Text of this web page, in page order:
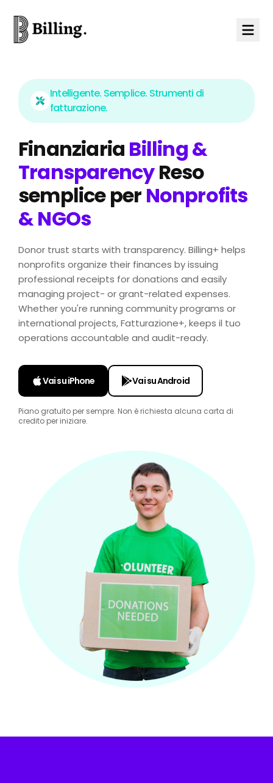
Intelligente. Semplice. Strumenti di
fatturazione.
Finanziaria Billing &
TransparencyReso
semplice per Nonprofits
& NGOs
Donor trust starts with transparency. Billing+ helps
nonprofits organize their finances by issuing
professional receipts for donations and easily
managing project- or grant-related expenses.
Whether you're running community programs or
international projects, Fatturazione+, keeps il tuo
operations accountable and audit-ready.
Vai su iPhone Vai su Android
Piano gratuito per sempre. Non è richiesta alcuna carta di
credito per iniziare.